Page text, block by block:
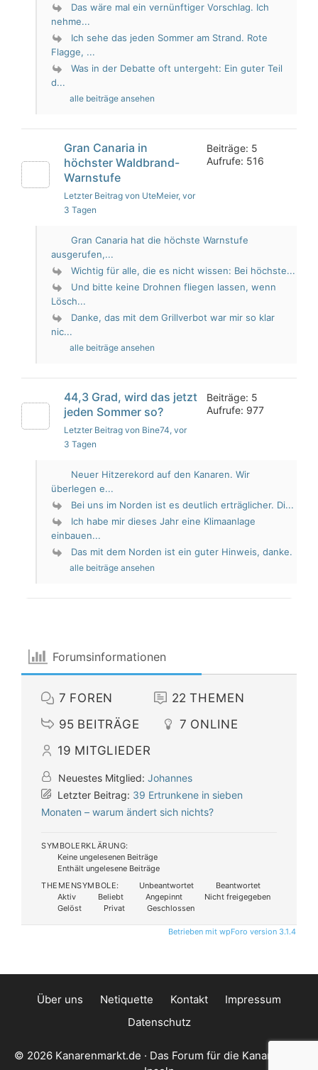
Das wäre mal ein vernünftiger Vorschlag. Ich
nehme...
Ich sehe das jeden Sommer am Strand. Rote
Flagge, ...
Was in der Debatte oft untergeht: Ein guter Teil
d...
alle beiträge ansehen
Gran Canaria in
höchster Waldbrand-
Warnstufe
Letzter Beitrag von UteMeier, vor
3 Tagen
Beiträge: 5
Aufrufe: 516
Gran Canaria hat die höchste Warnstufe
ausgerufen,...
Wichtig für alle, die es nicht wissen: Bei höchste...
Und bitte keine Drohnen fliegen lassen, wenn
Lösch...
Danke, das mit dem Grillverbot war mir so klar
nic...
alle beiträge ansehen
44,3 Grad, wird das jetzt
jeden Sommer so?
Letzter Beitrag von Bine74, vor
3 Tagen
Beiträge: 5
Aufrufe: 977
Neuer Hitzerekord auf den Kanaren. Wir
überlegen e...
Bei uns im Norden ist es deutlich erträglicher. Di...
Ich habe mir dieses Jahr eine Klimaanlage
einbauen...
Das mit dem Norden ist ein guter Hinweis, danke.
alle beiträge ansehen
Forumsinformationen
7 FOREN 22 THEMEN
95 BEITRÄGE 7 ONLINE
19 MITGLIEDER
Neuestes Mitglied: Johannes
Letzter Beitrag: 39 Ertrunkene in sieben
Monaten – warum ändert sich nichts?
SYMBOLERKLÄRUNG:
Keine ungelesenen Beiträge
Enthält ungelesene Beiträge
THEMENSYMBOLE:
Unbeantwortet
Beantwortet
Aktiv
Beliebt Angepinnt
Nicht freigegeben
Gelöst
Privat Geschlossen
Betrieben mit wpForo version 3.1.4
Über uns Netiquette Kontakt
Impressum
Datenschutz
© 2026 Kanarenmarkt.de · Das Forum für die Kanarischen